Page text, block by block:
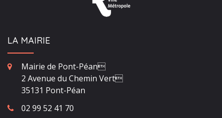
LA MAIRIE
Mairie de Pont-Péan
2 Avenue du Chemin Vert
35131 Pont-Péan
02 99 52 41 70